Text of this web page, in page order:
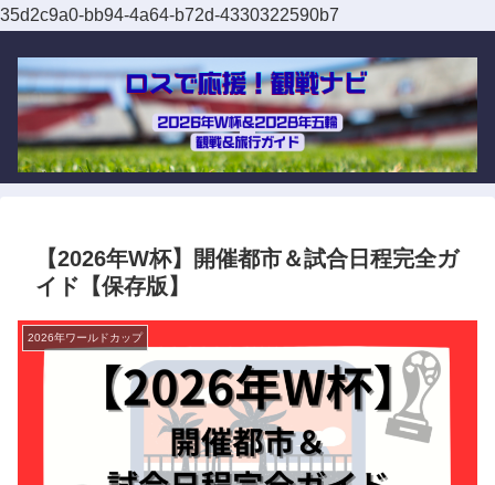
35d2c9a0-bb94-4a64-b72d-4330322590b7
【2026年W杯】開催都市＆試合日程完全ガ
イド【保存版】
2026年ワールドカップ